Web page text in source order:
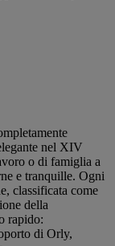
nel XIV
o di famiglia a
e tranquille. Ogni
classificata come
della
rapido:
di Orly,